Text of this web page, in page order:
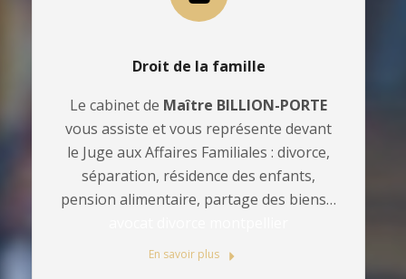
Droit de la famille
Le cabinet de Maître BILLION-PORTE
vous assiste et vous représente devant
le Juge aux Affaires Familiales : divorce,
séparation, résidence des enfants,
pension alimentaire, partage des biens…
En savoir plus